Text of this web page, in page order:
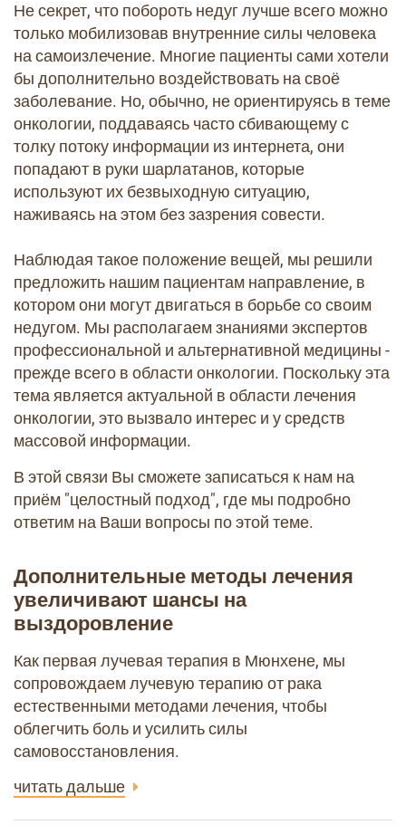
Не секрет, что побороть недуг лучше всего можно
только мобилизовав внутренние силы человека
на самоизлечение. Многие пациенты сами хотели
бы дополнительно воздействовать на своё
заболевание. Но, обычно, не ориентируясь в теме
онкологии, поддаваясь часто сбивающему с
толку потоку информации из интернета, они
попадают в руки шарлатанов, которые
используют их безвыходную ситуацию,
наживаясь на этом без зазрения совести.
Наблюдая такое положение вещей, мы решили
предложить нашим пациентам направление, в
котором они могут двигаться в борьбе со своим
недугом. Мы располагаем знаниями экспертов
профессиональной и альтернативной медицины -
прежде всего в области онкологии. Поскольку эта
тема является актуальной в области лечения
онкологии, это вызвало интерес и у средств
массовой информации.
В этой связи Вы сможете записаться к нам на
приём "целостный подход", где мы подробно
ответим на Ваши вопросы по этой теме.
Дополнительные методы лечения
увеличивают шансы на
выздоровление
Как первая лучевая терапия в Мюнхене, мы
сопровождаем лучевую терапию от рака
естественными методами лечения, чтобы
облегчить боль и усилить силы
самовосстановления.
читать дальше